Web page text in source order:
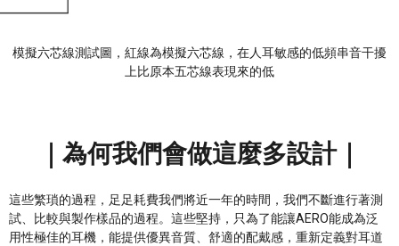
模擬六芯線測試圖，紅線為模擬六芯線，在人耳敏感的低頻串音干擾
上比原本五芯線表現來的低
｜為何我們會做這麼多設計｜
這些繁瑣的過程，足足耗費我們將近一年的時間，我們不斷進行著測
試、比較與製作樣品的過程。這些堅持，只為了能讓AERO能成為泛
用性極佳的耳機，能提供優異音質、舒適的配戴感，重新定義對耳道